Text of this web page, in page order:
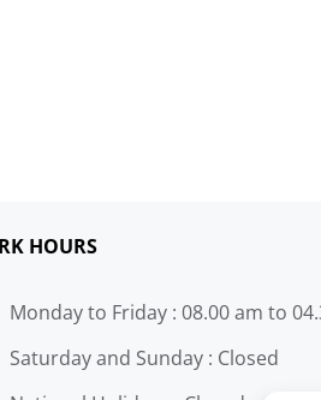
HOURS
Monday to Friday : 08.00 am to
Saturday and Sunday : Closed